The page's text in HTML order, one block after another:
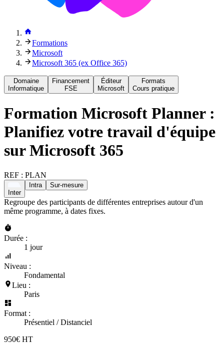
Formations
Microsoft
Microsoft 365 (ex Office 365)
Domaine
Informatique
Financement
FSE
Éditeur
Microsoft
Formats
Cours pratique
Formation Microsoft Planner :
Planifiez votre travail d'équipe
sur Microsoft 365
REF : PLAN
Inter
Intra Sur-mesure
Regroupe des participants de différentes entreprises autour d'un
même programme, à dates fixes.
Durée :
1 jour
Niveau :
Fondamental
Lieu :
Paris
Format :
Présentiel / Distanciel
950€ HT